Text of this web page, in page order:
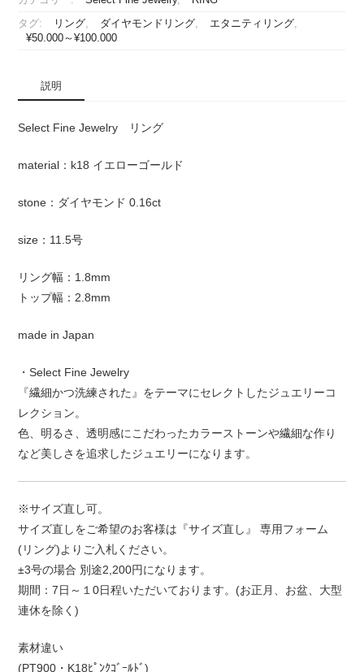
タグ: リング ダイヤモンドリング エタニティリング
¥50.000～¥100.000
説明
Select Fine Jewelry リング
material：k18 イエローゴールド
stone：ダイヤモンド 0.16ct
size：11.5号
リング幅：1.8mm
トップ幅：2.8mm
made in Japan
・Select Fine Jewelry
『繊細かつ洗練された』をテーマにセレクトしたジュエリーコ
レクション。
色、明るさ、透明感にこだわったカラーストーンや繊細な作り
など美しさを追求したジュエリーになります。
※サイズ直し可。
サイズ直しをご希望のお客様は『サイズ直し』 専用フォーム
(リング)よりご入札ください。
±3号の場合 別途2,200円になります。
期間：7日～１0日程いただいております。(お正月、お盆、大型
連休を除く)
素材違い
(PT900・K18ﾋﾟﾝｸｺﾞｰﾙﾄﾞ)